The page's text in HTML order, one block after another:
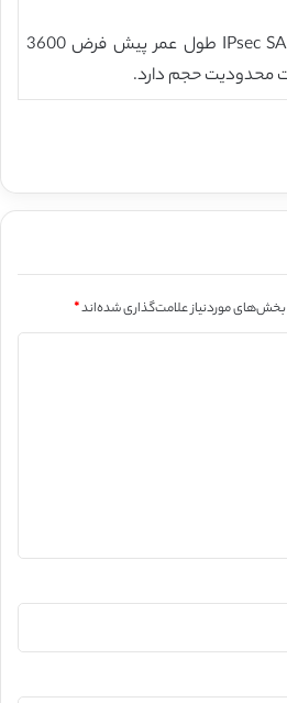
در IOS سیسکو، سیاست IPsec SA طول عمر پیش فرض 3600
بخش‌های موردنیاز علامت‌گذاری شده‌اند*